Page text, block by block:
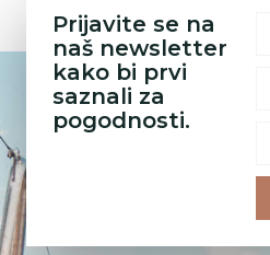
Prijavite se na
naš newsletter
kako bi prvi
saznali za
pogodnosti.